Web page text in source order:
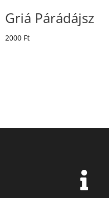
Griá Párádájsz
2000 Ft
